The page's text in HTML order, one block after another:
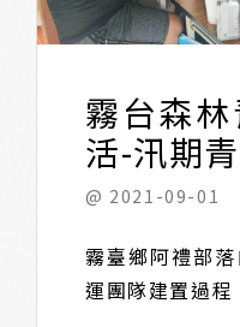
霧台森
活-汛期
@ 2021-09-01
霧臺鄉阿禮部
運團隊建置過程